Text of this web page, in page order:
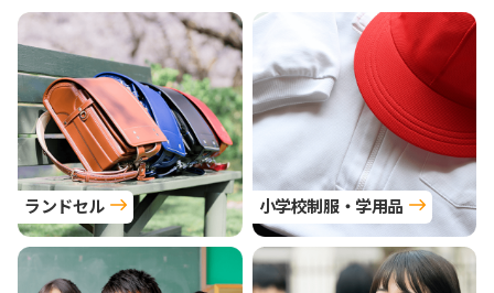
ランドセル 小学校制服・学用品